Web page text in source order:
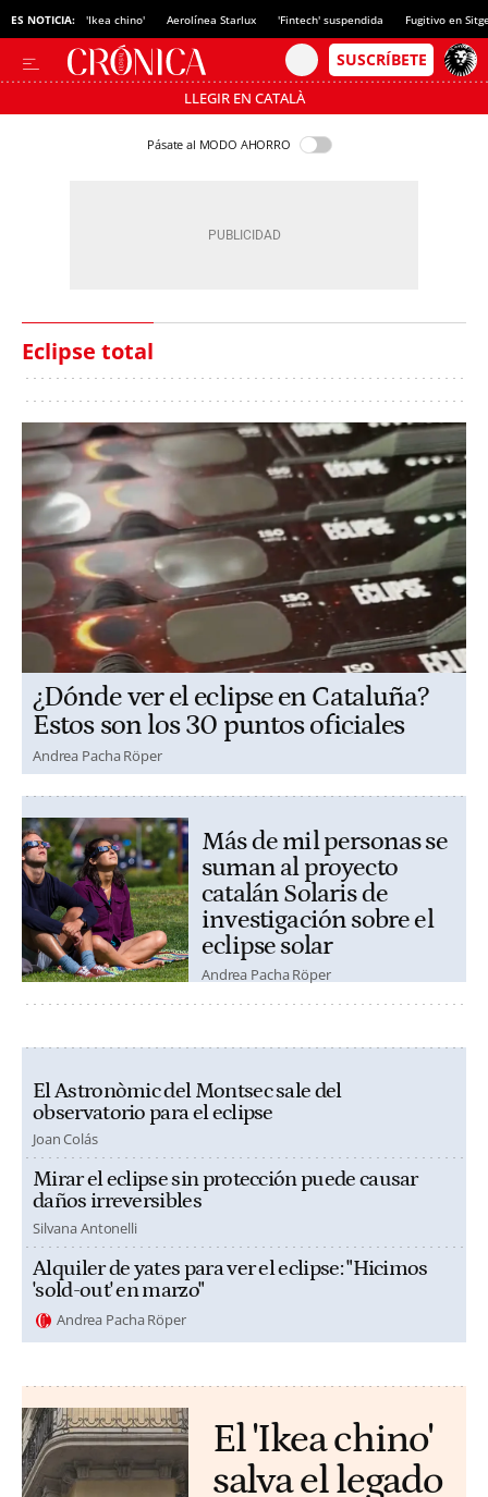
ES NOTICIA: 'Ikea chino' Aerolínea Starlux 'Fintech' suspendida Fugitivo en
LLEGIR EN CATALÀ
Pásate al MODO AHORRO
Eclipse total
¿Dónde ver el eclipse en Cataluña?
Estos son los 30 puntos oficiales
Andrea Pacha Röper
Más de mil personas se
suman al proyecto
catalán Solaris de
investigación sobre el
eclipse solar
Andrea Pacha Röper
El Astronòmic del Montsec sale del
observatorio para el eclipse
Joan Colás
Mirar el eclipse sin protección puede causar
daños irreversibles
Silvana Antonelli
Alquiler de yates para ver el eclipse: "Hicimos
'sold-out' en marzo"
Andrea Pacha Röper
El 'Ikea chino'
salva el legado